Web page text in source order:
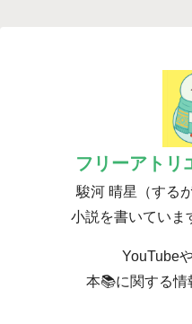
フリーアトリ
駿河 晴星（する
小説を書いてい
YouTube
本📚に関する情